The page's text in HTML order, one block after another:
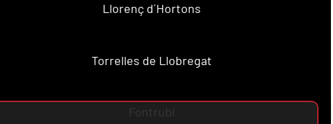
Llorenç d´Hortons
Torrelles de Llobregat
Fontrubí